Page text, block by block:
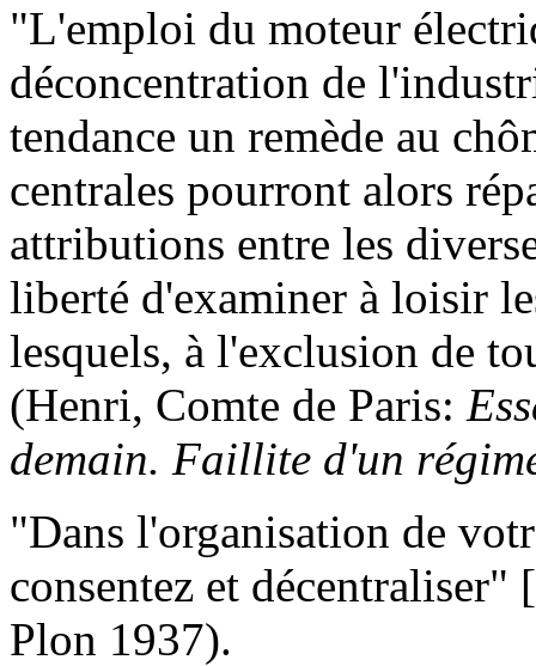
"L'emploi du moteur
déconcentration de
tendance un remède au
centrales pourront alors
attributions entre les
liberté d'examiner à loisir
lesquels, à l'exclusion de
(Henri, Comte de Paris:
demain. Faillite d'un
"Dans l'organisation de
consentez et
Plon 1937).